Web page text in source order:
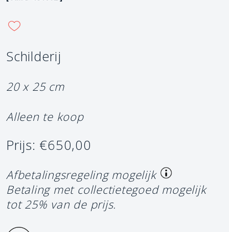
Schilderij
20 x 25 cm
Alleen te koop
Prijs: €650,00
Afbetalingsregeling mogelijk
Betaling met collectietegoed mogelijk
tot 25% van de prijs.